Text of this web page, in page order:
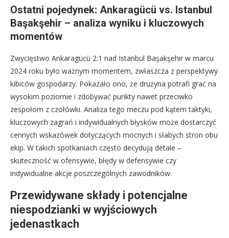
Ostatni pojedynek: Ankaragücü vs. Istanbul
Başakşehir – analiza wyniku i kluczowych
momentów
Zwycięstwo Ankaragücü 2:1 nad Istanbul Başakşehir w marcu
2024 roku było ważnym momentem, zwłaszcza z perspektywy
kibiców gospodarzy. Pokazało ono, że drużyna potrafi grać na
wysokim poziomie i zdobywać punkty nawet przeciwko
zespołom z czołówki. Analiza tego meczu pod kątem taktyki,
kluczowych zagrań i indywidualnych błysków może dostarczyć
cennych wskazówek dotyczących mocnych i słabych stron obu
ekip. W takich spotkaniach często decydują detale –
skuteczność w ofensywie, błędy w defensywie czy
indywidualne akcje poszczególnych zawodników.
Przewidywane składy i potencjalne
niespodzianki w wyjściowych
jedenastkach